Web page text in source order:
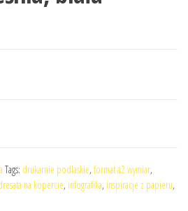
Tags: drukarnie podlaskie, format a2 wymiar,
na kopercie, infografika, inspiracje z papieru,